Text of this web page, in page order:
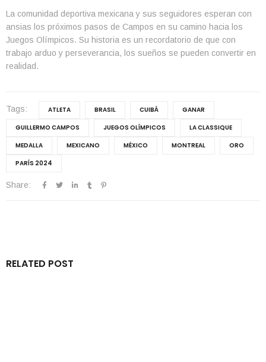
La comunidad deportiva mexicana y sus seguidores esperan con
ansias los próximos pasos de Campos en su camino hacia los
Juegos Olímpicos. Su historia es un recordatorio de que con
trabajo arduo y perseverancia, los sueños se pueden convertir en
realidad.
Tags: ATLETA BRASIL CUIBÁ
GANAR
GUILLERMO CAMPOS
JUEGOS OLÍMPICOS
LA CLASSIQUE
MEDALLA
MEXICANO MÉXICO MONTREAL
ORO
PARÍS 2024
Share:
RELATED POST